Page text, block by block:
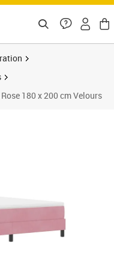
180 x 200 cm Velours